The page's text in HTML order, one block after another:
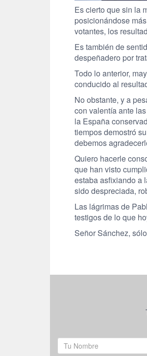
Es cierto que sin la
posicionándose
votantes, los
Es también de
despeñadero por
Todo lo anterior,
conducido al
No obstante, y a
con valentía ante
la España
tiempos demostró
debemos
Quiero hacerle
que han visto
estaba asfixiando a
sido despreciada,
Las lágrimas de
testigos de lo que
Señor Sánchez,